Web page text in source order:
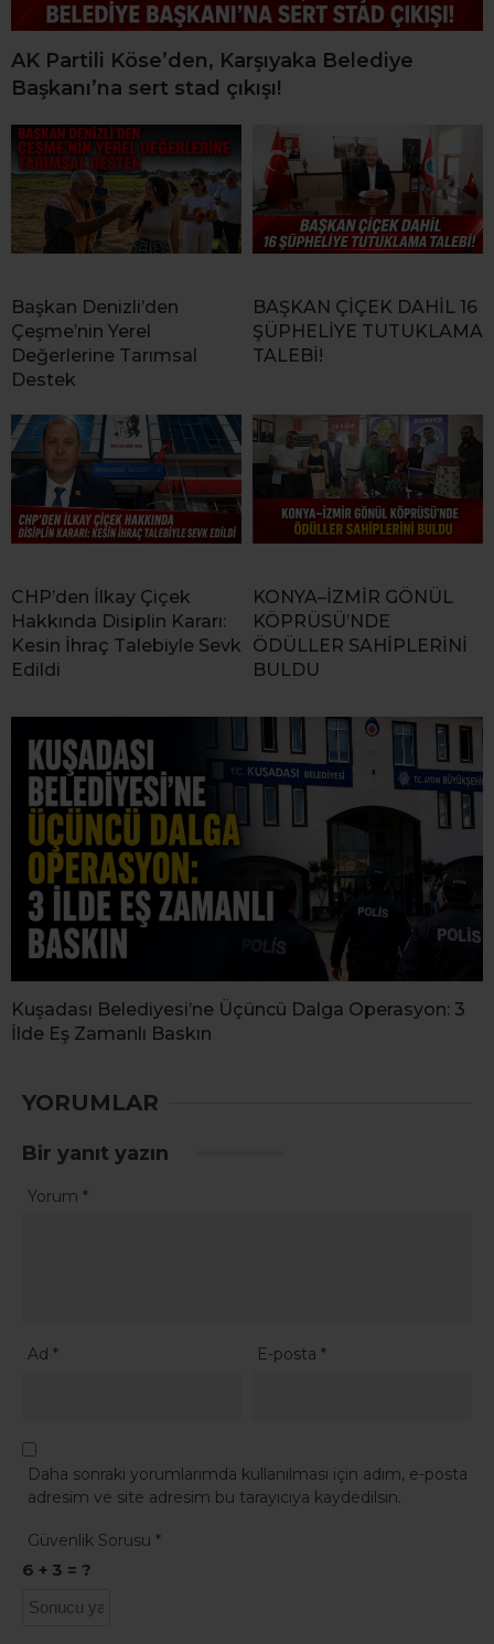
AK Partili Köse’den, Karşıyaka Belediye
Başkanı’na sert stad çıkışı!
Başkan Denizli’den
Çeşme’nin Yerel
Değerlerine Tarımsal
Destek
BAŞKAN ÇİÇEK DAHİL 16
ŞÜPHELİYE TUTUKLAMA
TALEBİ!
CHP’den İlkay Çiçek
Hakkında Disiplin Kararı:
Kesin İhraç Talebiyle Sevk
Edildi
KONYA–İZMİR GÖNÜL
KÖPRÜSÜ’NDE
ÖDÜLLER SAHİPLERİNİ
BULDU
Kuşadası Belediyesi’ne Üçüncü Dalga Operasyon: 3
İlde Eş Zamanlı Baskın
YORUMLAR
Bir yanıt yazın
Yorum *
Ad * E-posta*
Daha sonraki yorumlarımda kullanılması için adım, e-posta
adresim ve site adresim bu tarayıcıya kaydedilsin.
Güvenlik Sorusu *
6 + 3 = ?